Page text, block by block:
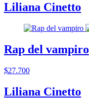
Liliana Cinetto
Rap del vampiro
$27.700
Liliana Cinetto